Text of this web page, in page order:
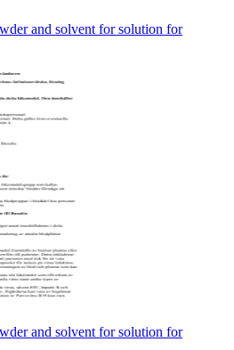
and solvent for solution for
and solvent for solution for